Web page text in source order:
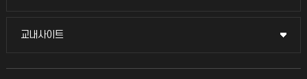
국방헬프콜
교내사이트
교내사이트
교수회